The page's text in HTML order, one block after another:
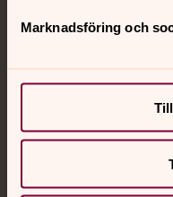
Marknadsföring och
Akut samtals- och
Telefon 112